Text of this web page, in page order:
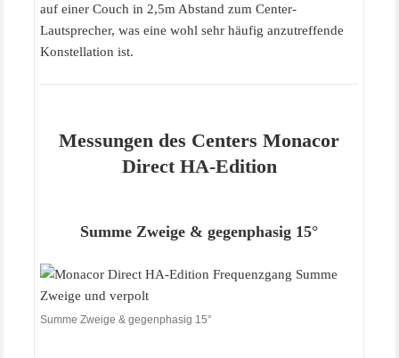
auf einer Couch in 2,5m Abstand zum Center-
Lautsprecher, was eine wohl sehr häufig anzutreffende
Konstellation ist.
Messungen des Centers Monacor
Direct HA-Edition
Summe Zweige & gegenphasig 15°
Summe Zweige & gegenphasig 15°